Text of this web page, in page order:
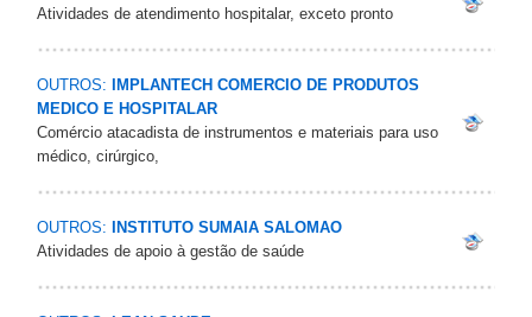
Atividades de atendimento hospitalar, exceto pronto
OUTROS:
IMPLANTECH COMERCIO DE PRODUTOS
MEDICO E HOSPITALAR
Comércio atacadista de instrumentos e materiais para uso
médico, cirúrgico,
OUTROS:
INSTITUTO SUMAIA SALOMAO
Atividades de apoio à gestão de saúde